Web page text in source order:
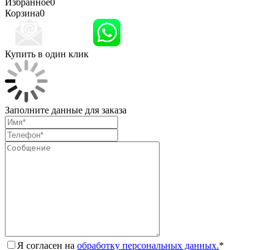
Корзина0
Купить в один клик
Заполните данные для заказа
Я согласен на обработку персональных данных.*